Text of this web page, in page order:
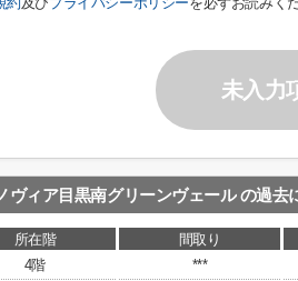
未入力
ヴィア目黒南グリーンヴェール の過去
所在階 間取り
4階
***